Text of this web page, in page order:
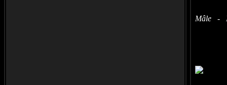
Mâle -